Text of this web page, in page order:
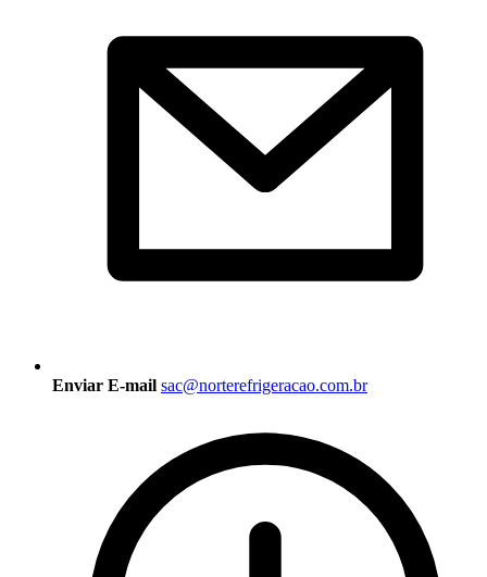
Enviar E-mail sac@norterefrigeracao.com.br